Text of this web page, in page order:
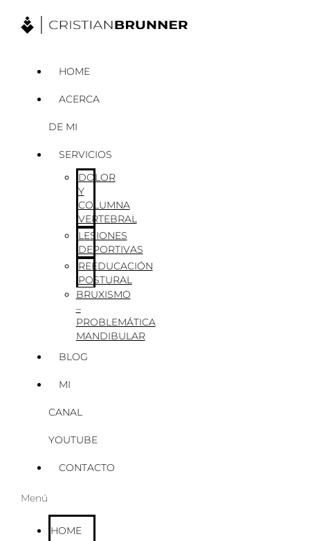
HOME
ACERCA
DE MI
SERVICIOS
DOLOR
Y
COLUMNA
VERTEBRAL
LESIONES
DEPORTIVAS
REEDUCACIÓN
POSTURAL
BRUXISMO
–
PROBLEMÁTICA
MANDIBULAR
BLOG
MI
CANAL
YOUTUBE
CONTACTO
Menú
HOME